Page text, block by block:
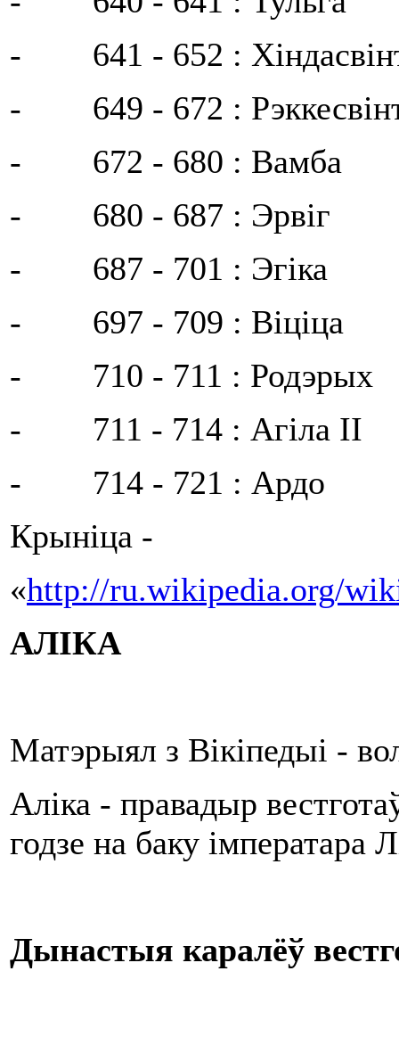
- 641 - 652 :
- 649 - 672 :
- 672 - 680 : Вамба
- 680 - 687 : Эрвіг
- 687 - 701 : Эгіка
- 697 - 709 : Віціца
- 710 - 711 : Родэрых
- 711 - 714 : Агіла II
- 714 - 721 : Ардо
Крыніца -
«http://ru.wikipedia.org/
АЛІКА
Матэрыял з Вікіпедыі -
Аліка - правадыр
годзе на баку імператара
Дынастыя каралёў